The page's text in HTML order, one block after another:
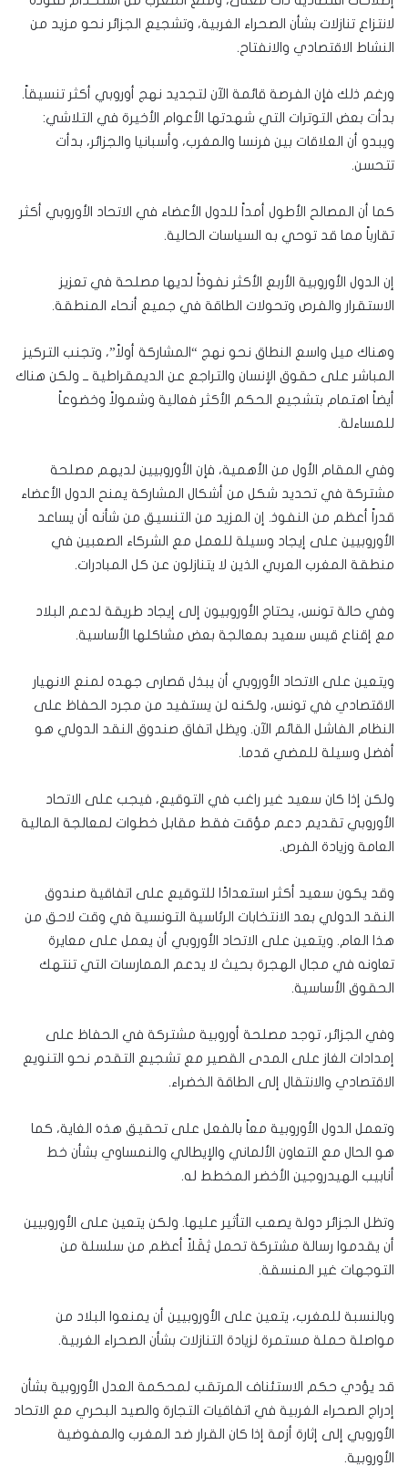
لانتزاع تنازلات بشأن الصحراء الغربية، وتشجيع الجزائر نحو مزيد من
النشاط الاقتصادي والانفتاح.
ورغم ذلك فإن الفرصة قائمة الآن لتجديد نهج أوروبي أكثر تنسيقاً.
بدأت بعض التوترات التي شهدتها الأعوام الأخيرة في التلاشي:
ويبدو أن العلاقات بين فرنسا والمغرب، وأسبانيا والجزائر، بدأت
تتحسن.
كما أن المصالح الأطول أمداً للدول الأعضاء في الاتحاد الأوروبي أكثر
تقارباً مما قد توحي به السياسات الحالية.
إن الدول الأوروبية الأربع الأكثر نفوذاً لديها مصلحة في تعزيز
الاستقرار والفرص وتحولات الطاقة في جميع أنحاء المنطقة.
وهناك ميل واسع النطاق نحو نهج “المشاركة أولاً”، وتجنب التركيز
المباشر على حقوق الإنسان والتراجع عن الديمقراطية ــ ولكن هناك
أيضاً اهتمام بتشجيع الحكم الأكثر فعالية وشمولاً وخضوعاً
للمساءلة.
وفي المقام الأول من الأهمية، فإن الأوروبيين لديهم مصلحة
مشتركة في تحديد شكل من أشكال المشاركة يمنح الدول الأعضاء
قدراً أعظم من النفوذ. إن المزيد من التنسيق من شأنه أن يساعد
الأوروبيين على إيجاد وسيلة للعمل مع الشركاء الصعبين في
منطقة المغرب العربي الذين لا يتنازلون عن كل المبادرات.
وفي حالة تونس، يحتاج الأوروبيون إلى إيجاد طريقة لدعم البلاد
مع إقناع قيس سعيد بمعالجة بعض مشاكلها الأساسية.
ويتعين على الاتحاد الأوروبي أن يبذل قصارى جهده لمنع الانهيار
الاقتصادي في تونس، ولكنه لن يستفيد من مجرد الحفاظ على
النظام الفاشل القائم الآن. ويظل اتفاق صندوق النقد الدولي هو
أفضل وسيلة للمضي قدما.
ولكن إذا كان سعيد غير راغب في التوقيع، فيجب على الاتحاد
الأوروبي تقديم دعم مؤقت فقط مقابل خطوات لمعالجة المالية
العامة وزيادة الفرص.
وقد يكون سعيد أكثر استعدادًا للتوقيع على اتفاقية صندوق
النقد الدولي بعد الانتخابات الرئاسية التونسية في وقت لاحق من
هذا العام. ويتعين على الاتحاد الأوروبي أن يعمل على معايرة
تعاونه في مجال الهجرة بحيث لا يدعم الممارسات التي تنتهك
الحقوق الأساسية.
وفي الجزائر، توجد مصلحة أوروبية مشتركة في الحفاظ على
إمدادات الغاز على المدى القصير مع تشجيع التقدم نحو التنويع
الاقتصادي والانتقال إلى الطاقة الخضراء.
وتعمل الدول الأوروبية معاً بالفعل على تحقيق هذه الغاية، كما
هو الحال مع التعاون الألماني والإيطالي والنمساوي بشأن خط
أنابيب الهيدروجين الأخضر المخطط له.
وتظل الجزائر دولة يصعب التأثير عليها. ولكن يتعين على الأوروبيين
أن يقدموا رسالة مشتركة تحمل ثِقَلاً أعظم من سلسلة من
التوجهات غير المنسقة.
وبالنسبة للمغرب، يتعين على الأوروبيين أن يمنعوا البلاد من
مواصلة حملة مستمرة لزيادة التنازلات بشأن الصحراء الغربية.
قد يؤدي حكم الاستئناف المرتقب لمحكمة العدل الأوروبية بشأن
إدراج الصحراء الغربية في اتفاقيات التجارة والصيد البحري مع الاتحاد
الأوروبي إلى إثارة أزمة إذا كان القرار ضد المغرب والمفوضية
الأوروبية.